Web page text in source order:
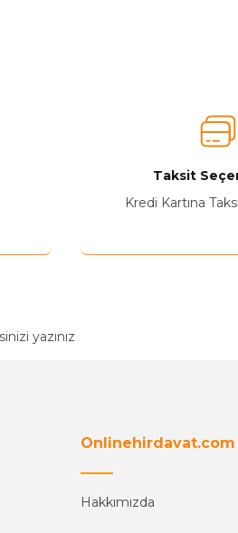
Taksit
Kredi Kartına
Onlinehirdavat.com
Hakkımızda